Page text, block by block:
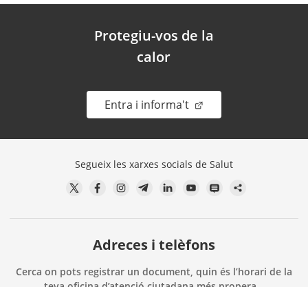
Protegiu-vos de la
calor
Entra i informa't . Obre en una nova
Segueix les xarxes socials de Salut
Adreces i telèfons
Cerca on pots registrar un document, quin és l’horari de la